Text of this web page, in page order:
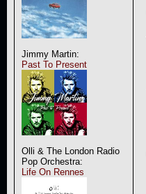
Jimmy Martin:
Past To Present
Olli & The London Radio
Pop Orchestra:
Life On Rennes